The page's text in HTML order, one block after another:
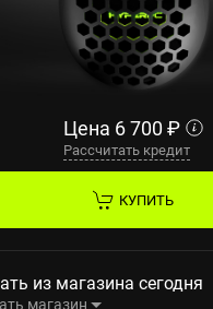
Цена 6 700 ₽
Рассчитать кредит
КУПИТЬ
из магазина сегодня
магазин